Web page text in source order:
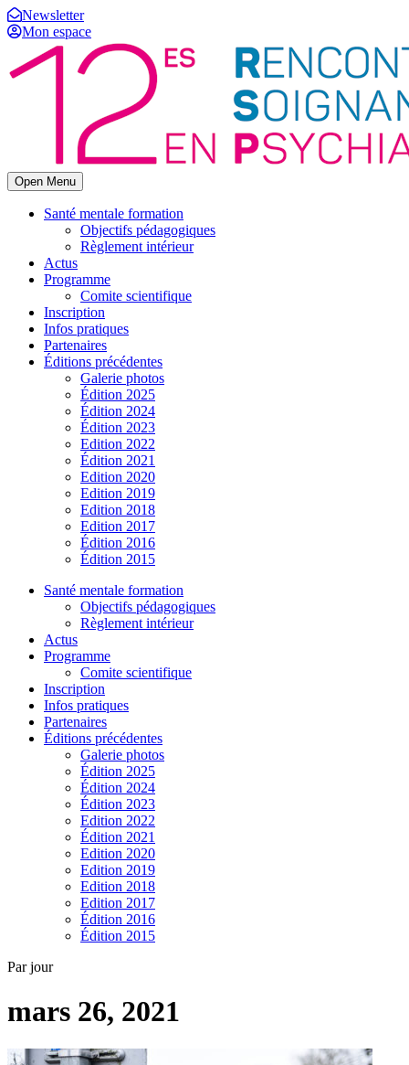
Newsletter
Mon espace
Open Menu
Santé mentale formation
Objectifs pédagogiques
Règlement intérieur
Actus
Programme
Comite scientifique
Inscription
Infos pratiques
Partenaires
Éditions précédentes
Galerie photos
Édition 2025
Édition 2024
Édition 2023
Edition 2022
Édition 2021
Edition 2020
Edition 2019
Edition 2018
Edition 2017
Édition 2016
Édition 2015
Santé mentale formation
Objectifs pédagogiques
Règlement intérieur
Actus
Programme
Comite scientifique
Inscription
Infos pratiques
Partenaires
Éditions précédentes
Galerie photos
Édition 2025
Édition 2024
Édition 2023
Edition 2022
Édition 2021
Edition 2020
Edition 2019
Edition 2018
Edition 2017
Édition 2016
Édition 2015
Par jour
mars 26, 2021